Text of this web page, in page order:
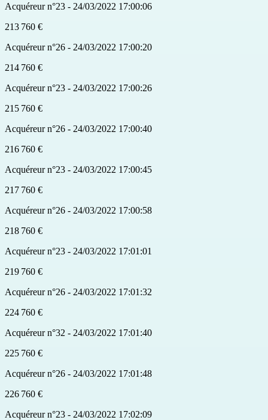
Acquéreur n°23 - 24/03/2022 17:00:06
213 760 €
Acquéreur n°26 - 24/03/2022 17:00:20
214 760 €
Acquéreur n°23 - 24/03/2022 17:00:26
215 760 €
Acquéreur n°26 - 24/03/2022 17:00:40
216 760 €
Acquéreur n°23 - 24/03/2022 17:00:45
217 760 €
Acquéreur n°26 - 24/03/2022 17:00:58
218 760 €
Acquéreur n°23 - 24/03/2022 17:01:01
219 760 €
Acquéreur n°26 - 24/03/2022 17:01:32
224 760 €
Acquéreur n°32 - 24/03/2022 17:01:40
225 760 €
Acquéreur n°26 - 24/03/2022 17:01:48
226 760 €
Acquéreur n°23 - 24/03/2022 17:02:09